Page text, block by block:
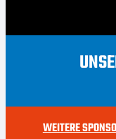
WEITERE